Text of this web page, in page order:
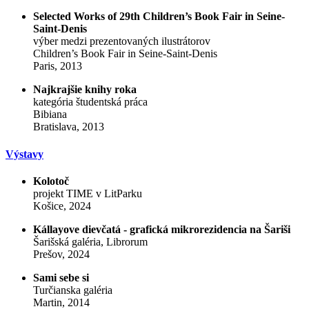
Selected Works of 29th Children’s Book Fair in Seine-
Saint-Denis
výber medzi prezentovaných ilustrátorov
Children’s Book Fair in Seine-Saint-Denis
Paris, 2013
Najkrajšie knihy roka
kategória študentská práca
Bibiana
Bratislava, 2013
Výstavy
Kolotoč
projekt TIME v LitParku
Košice, 2024
Kállayove dievčatá - grafická mikrorezidencia na Šariši
Šarišská galéria, Librorum
Prešov, 2024
Sami sebe si
Turčianska galéria
Martin, 2014